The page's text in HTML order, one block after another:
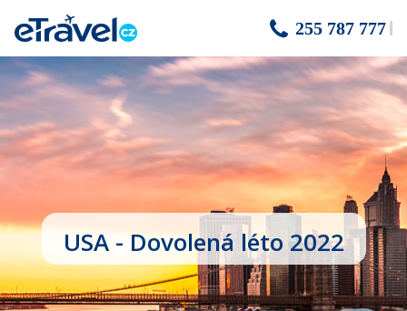
255 787 777
USA - Dovolená léto 2022